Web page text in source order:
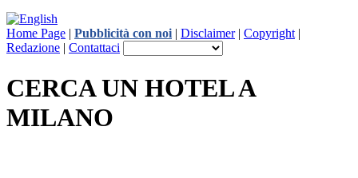
Home Page | Pubblicità con noi | Disclaimer| Copyright |
Redazione | Contattaci
CERCA UN HOTEL A
MILANO